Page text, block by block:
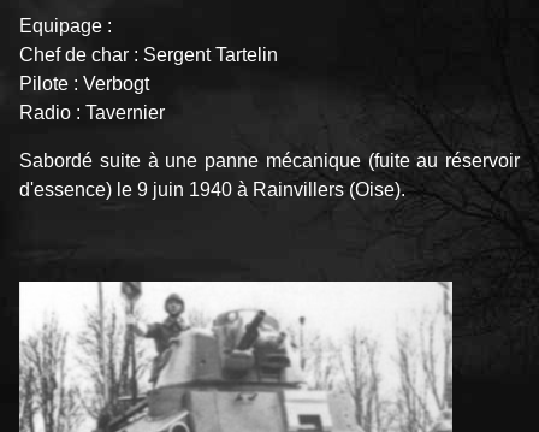
Equipage :
Chef de char : Sergent Tartelin
Pilote : Verbogt
Radio : Tavernier
Sabordé suite à une panne mécanique (fuite au réservoir
d'essence) le 9 juin 1940 à Rainvillers (Oise).